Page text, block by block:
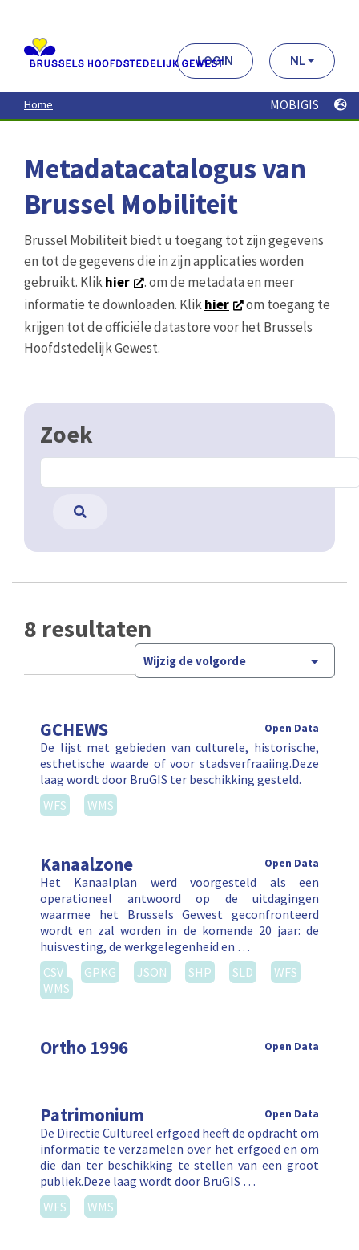
contenu
principal
LOGIN NL
Home MOBIGIS
Metadatacatalogus van
Brussel Mobiliteit
Brussel Mobiliteit biedt u toegang tot zijn gegevens
en tot de gegevens die in zijn applicaties worden
gebruikt. Klikhier
. om de metadata en meer
informatie te downloaden. Klikhier
om toegang te
krijgen tot de officiële datastore voor het Brussels
Hoofdstedelijk Gewest.
Zoek
8 resultaten
Wijzig de volgorde
GCHEWS Open Data
De lijst met gebieden van culturele, historische,
esthetische waarde of voor stadsverfraaiing.Deze
laag wordt door BruGIS ter beschikking gesteld.
WFS
WMS
Kanaalzone Open Data
Het Kanaalplan werd voorgesteld als een
operationeel antwoord op de uitdagingen
waarmee het Brussels Gewest geconfronteerd
wordt en zal worden in de komende 20 jaar: de
huisvesting, de werkgelegenheid en …
CSV
GPKG JSON SHP SLD
WFS
WMS
Ortho 1996 Open Data
Patrimonium Open Data
De Directie Cultureel erfgoed heeft de opdracht om
informatie te verzamelen over het erfgoed en om
die dan ter beschikking te stellen van een groot
publiek.Deze laag wordt door BruGIS …
WFS
WMS